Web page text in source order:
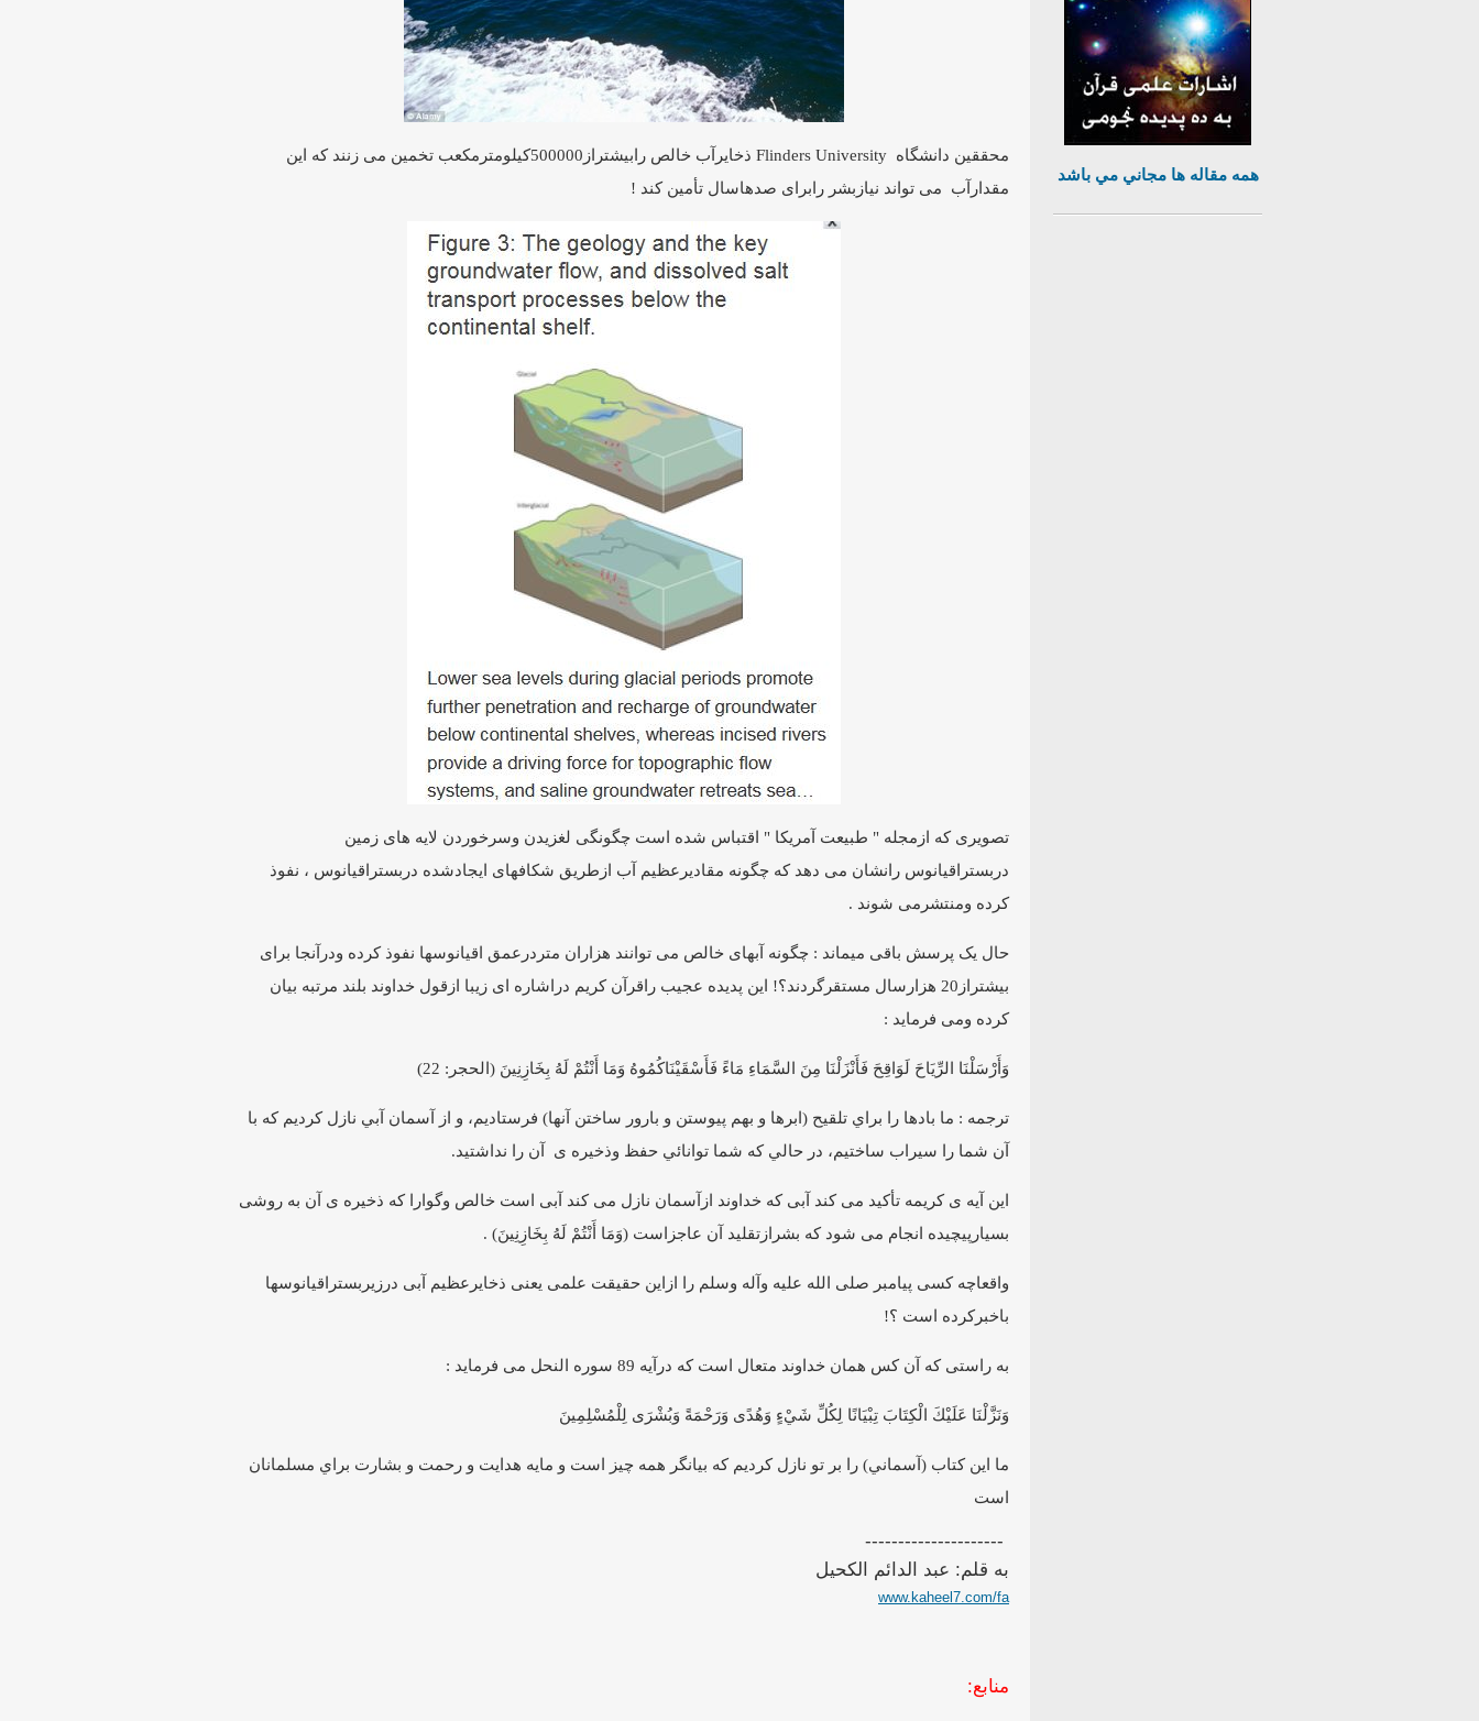
محققین دانشگاه ‏ Flinders University
‏ ذخایرآب خالص رابیشتراز500000کیلومترمکعب تخمین می زنند که این
مقدارآب ‏می تواند نیازبشر رابرای صدهاسال تأمین کند !‏
تصویری که ازمجله " طبیعت آمریکا " اقتباس شده است چگونگی لغزیدن وسرخوردن لایه های زمین
دربستراقیانوس رانشان ‏می دهد که چگونه مقادیرعظیم آب ازطریق شکافهای ایجادشده دربستراقیانوس ، نفوذ
کرده ومنتشرمی شوند .‏
حال یک پرسش باقی میماند : چگونه آبهای خالص می توانند هزاران متردرعمق اقیانوسها نفوذ کرده ودرآنجا برای
بیشتراز20 ‏هزارسال مستقرگردند؟! این پدیده عجیب راقرآن کریم دراشاره ای زیبا ازقول خداوند بلند مرتبه بیان
کرده ومی فرماید :‏
وَأَرْسَلْنَا الرِّيَاحَ لَوَاقِحَ فَأَنْزَلْنَا مِنَ السَّمَاءِ مَاءً فَأَسْقَيْنَاكُمُوهُ وَمَا أَنْتُمْ لَهُ بِخَازِنِينَ ‏(الحجر: 22)‏
ترجمه : ما بادها را براي تلقيح (ابرها و بهم پيوستن و بارور ساختن آنها) فرستاديم، و از آسمان آبي نازل كرديم که با
آن شما را ‏سيراب ساختيم، در حالي كه شما توانائي حفظ وذخیره ی آن را نداشتيد.‏
این آیه ی کریمه تأکید می کند آبی که خداوند ازآسمان نازل می کند آبی است خالص وگوارا که ذخیره ی آن به روشی
‏بسیارپیچیده انجام می شود که بشرازتقلید آن عاجزاست (وَمَا أَنْتُمْ لَهُ بِخَازِنِينَ) .‏
واقعاچه کسی پیامبر صلی الله علیه وآله وسلم را ازاین حقیقت علمی یعنی ذخایرعظیم آبی درزیربستراقیانوسها
باخبرکرده است ‏؟!‏
به راستی که آن کس همان خداوند متعال است که درآیه 89 سوره النحل می فرماید : ‏
وَنَزَّلْنَا عَلَيْكَ الْكِتَابَ تِبْيَانًا لِكُلِّ شَيْءٍ وَهُدًى وَرَحْمَةً وَبُشْرَى لِلْمُسْلِمِينَ
ما اين كتاب (آسماني) را بر تو نازل كرديم كه بيانگر همه چيز است و مايه هدايت و رحمت و بشارت براي مسلمانان
است
---------------------
به قلم: عبد الدائم الكحيل
www.kaheel7.com/fa
منابع:
همه مقاله ها مجاني مي باشد